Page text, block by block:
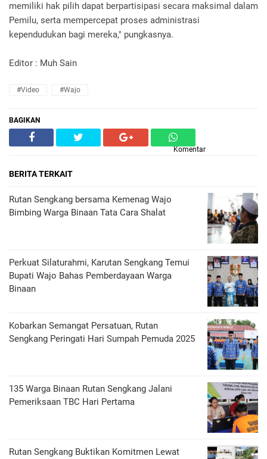
memiliki hak pilih dapat berpartisipasi secara maksimal dalam
Pemilu, serta mempercepat proses administrasi
kependudukan bagi mereka," pungkasnya.
Editor : Muh Sain
#Video #Wajo
BAGIKAN
Komentar
BERITA TERKAIT
Rutan Sengkang bersama Kemenag Wajo
Bimbing Warga Binaan Tata Cara Shalat
Perkuat Silaturahmi, Karutan Sengkang Temui
Bupati Wajo Bahas Pemberdayaan Warga
Binaan
Kobarkan Semangat Persatuan, Rutan
Sengkang Peringati Hari Sumpah Pemuda 2025
135 Warga Binaan Rutan Sengkang Jalani
Pemeriksaan TBC Hari Pertama
Rutan Sengkang Buktikan Komitmen Lewat